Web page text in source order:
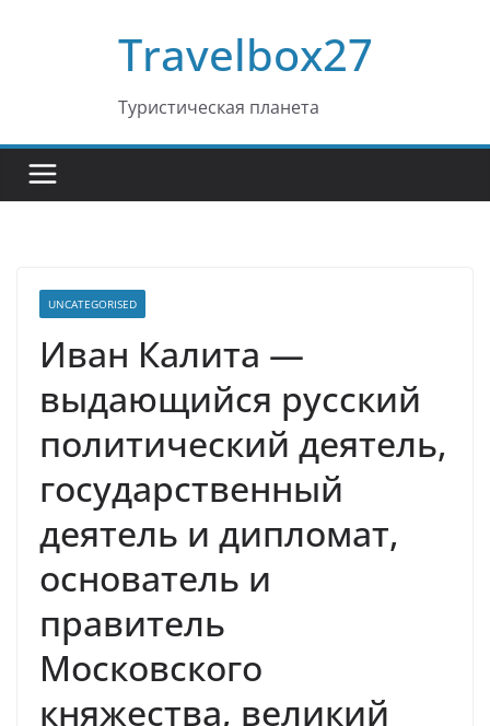
Travelbox27
Туристическая планета
UNCATEGORISED
Иван Калита —
выдающийся русский
политический деятель,
государственный
деятель и дипломат,
основатель и
правитель
Московского
княжества, великий